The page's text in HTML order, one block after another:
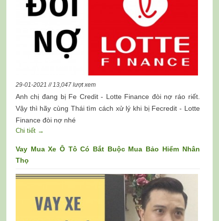
29-01-2021 // 13,047 lượt xem
Anh chị đang bị Fe Credit - Lotte Finance đòi nợ ráo riết.
Vậy thì hãy cùng Thái tìm cách xử lý khi bị Fecredit - Lotte
Finance đòi nợ nhé
Chi tiết →
Vay Mua Xe Ô Tô Có Bắt Buộc Mua Bảo Hiểm Nhân
Thọ